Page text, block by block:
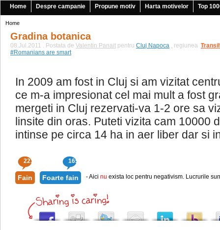
Home Despre campanie Propune motiv Harta motivelor Top
Home
Gradina botanica
08.Jul.2011 . Postata de Valentin Panait pentru Cluj Napoca , regiunea |
#Romanians are smart
In 2009 am fost in Cluj si am vizitat
ce m-a impresionat cel mai mult a fost
mergeti in Cluj rezervati-va 1-2 ore sa
linsite din oras. Puteti vizita cam 10000
intinse pe circa 14 ha in aer liber dar si
221 165
Fain Foarte fain - Aici nu exista loc pentru negativism. Lucrurile